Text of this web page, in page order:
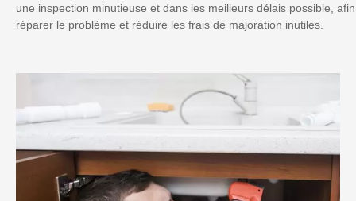
une inspection minutieuse et dans les meilleurs délais possible, afin
réparer le problème et réduire les frais de majoration inutiles.